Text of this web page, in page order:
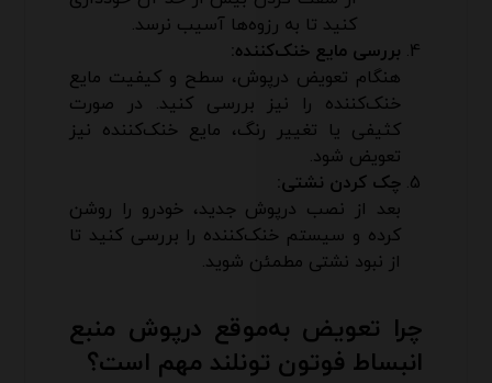
کنید تا به رزوه‌ها آسیب نرسد.
بررسی مایع خنک‌کننده:
هنگام تعویض درپوش، سطح و کیفیت مایع
خنک‌کننده را نیز بررسی کنید. در صورت
کثیفی یا تغییر رنگ، مایع خنک‌کننده نیز
تعویض شود.
چک کردن نشتی:
بعد از نصب درپوش جدید، خودرو را روشن
کرده و سیستم خنک‌کننده را بررسی کنید تا
از نبود نشتی مطمئن شوید.
چرا تعویض به‌موقع درپوش منبع
انبساط فوتون تونلند مهم است؟